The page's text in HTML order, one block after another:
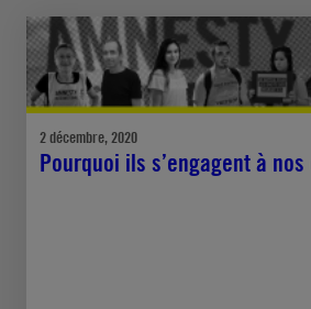
2 décembre, 2020
Pourquoi ils s’engagent à